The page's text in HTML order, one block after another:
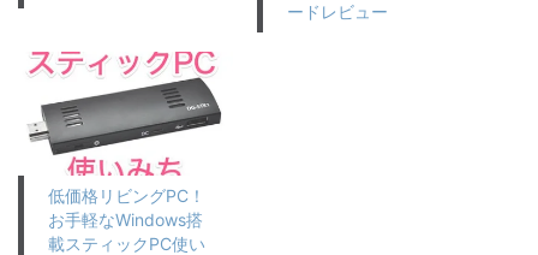
ードレビュー
低価格リビングPC！
お手軽なWindows搭
載スティックPC使い